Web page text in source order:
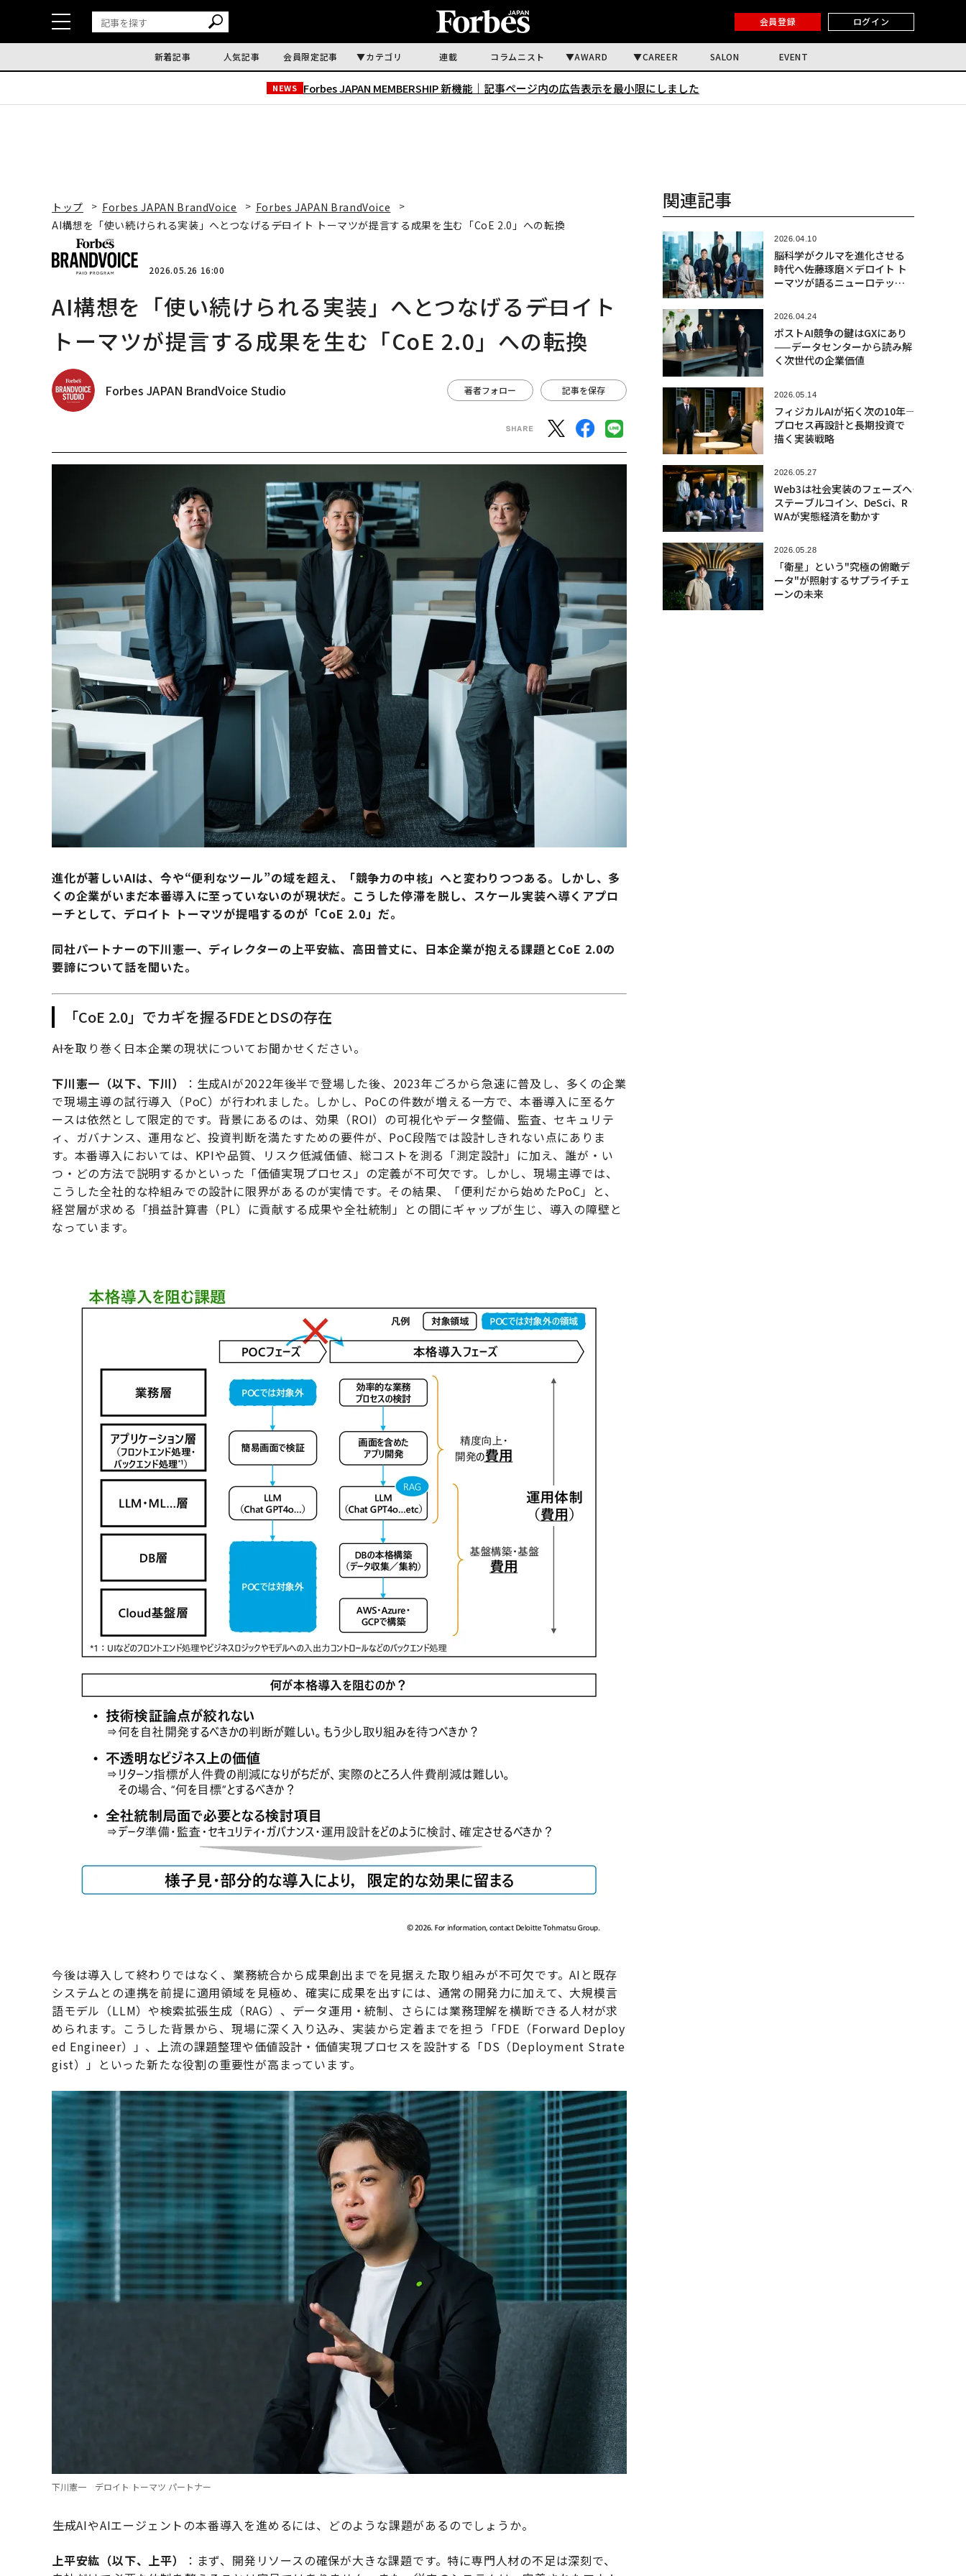
会員登録 ログイン
新着記事 人気記事 会員限定記事 カテゴリ 連載 コラムニスト AWARD CAREER SALON EVENT
NEWS Forbes JAPAN MEMBERSHIP 新機能｜ 記事ページ内の広告表示を最小限にしました
トップ Forbes JAPAN BrandVoice
Forbes JAPAN BrandVoice
AI構想を「使い続けられる実装」へとつなげる――デロイト トーマツが提言する成果を生む「CoE 2.0」への転換
2026.05.26 16:00
AI構想を「使い続けられる実装」へとつなげる――デロイト
トーマツが提言する成果を生む「CoE 2.0」への転換
Forbes JAPAN BrandVoice Studio 著者フォロー 記事を保存
進化が著しいAIは、今や“便利なツール”の域を超え、「競争力の中核」へと変わりつつある。しかし、多
くの企業がいまだ本番導入に至っていないのが現状だ。こうした停滞を脱し、スケール実装へ導くアプロ
ーチとして、デロイト トーマツが提唱するのが「CoE 2.0」だ。
同社パートナーの下川憲一、ディレクターの上平安紘、高田普丈に、日本企業が抱える課題とCoE 2.0の
要諦について話を聞いた。
「CoE 2.0」でカギを握るFDEとDSの存在
――AIを取り巻く日本企業の現状についてお聞かせください。
下川憲一（以下、下川）
：生成AIが2022年後半で登場した後、2023年ごろから急速に普及し、多くの企業
で現場主導の試行導入（PoC）が行われました。しかし、PoCの件数が増える一方で、本番導入に至るケ
ースは依然として限定的です。背景にあるのは、効果（ROI）の可視化やデータ整備、監査、セキュリテ
ィ、ガバナンス、運用など、投資判断を満たすための要件が、PoC段階では設計しきれない点にありま
す。本番導入においては、KPIや品質、リスク低減価値、総コストを測る「測定設計」に加え、誰が・い
つ・どの方法で説明するかといった「価値実現プロセス」の定義が不可欠です。しかし、現場主導では、
こうした全社的な枠組みでの設計に限界があるのが実情です。その結果、「便利だから始めたPoC」と、
経営層が求める「損益計算書（PL）に貢献する成果や全社統制」との間にギャップが生じ、導入の障壁と
なっています。
今後は導入して終わりではなく、業務統合から成果創出までを見据えた取り組みが不可欠です。AIと既存
システムとの連携を前提に適用領域を見極め、確実に成果を出すには、通常の開発力に加えて、大規模言
語モデル（LLM）や検索拡張生成（RAG）、データ運用・統制、さらには業務理解を横断できる人材が求
められます。こうした背景から、現場に深く入り込み、実装から定着までを担う「FDE（Forward Deploy
ed Engineer）」、上流の課題整理や価値設計・価値実現プロセスを設計する「DS（Deployment Strate
gist）」といった新たな役割の重要性が高まっています。
下川憲一 デロイト トーマツ パートナー
――生成AIやAIエージェントの本番導入を進めるには、どのような課題があるのでしょうか。
上平安紘（以下、上平）
：まず、開発リソースの確保が大きな課題です。特に専門人材の不足は深刻で、
関連記事
2026.04.10
脳科学がクルマを進化させる
時代へ――佐藤琢磨×デロイト ト
ーマツが語るニューロテック
2026.04.24
ポストAI競争の鍵はGXにあり
——データセンターから読み解
く次世代の企業価値
2026.05.14
フィジカルAIが拓く次の10年――
プロセス再設計と長期投資で
描く実装戦略
2026.05.27
Web3は社会実装のフェーズへ――
ステーブルコイン、DeSci、R
WAが実態経済を動かす
2026.05.28
「衛星」という"究極の俯瞰デ
ータ"が照射するサプライチェ
ーンの未来